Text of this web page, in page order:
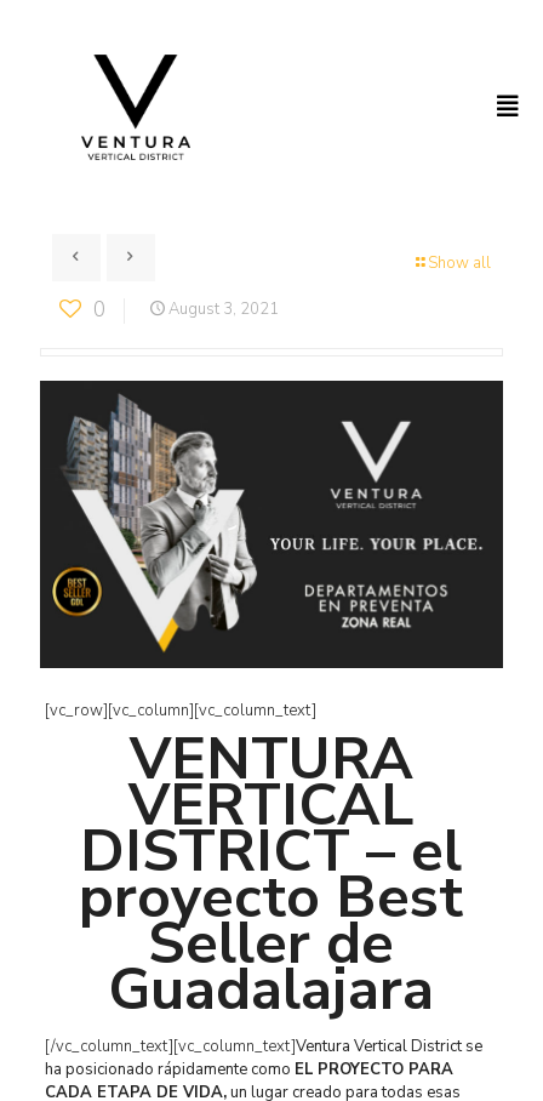
Show all
0 August 3, 2021
[vc_row][vc_column][vc_column_text]
VENTURA
VERTICAL
DISTRICT – el
proyecto Best
Seller de
Guadalajara
[/vc_column_text][vc_column_text]Ventura Vertical District se
ha posicionado rápidamente como EL PROYECTO PARA
CADA ETAPA DE VIDA,un lugar creado para todas esas